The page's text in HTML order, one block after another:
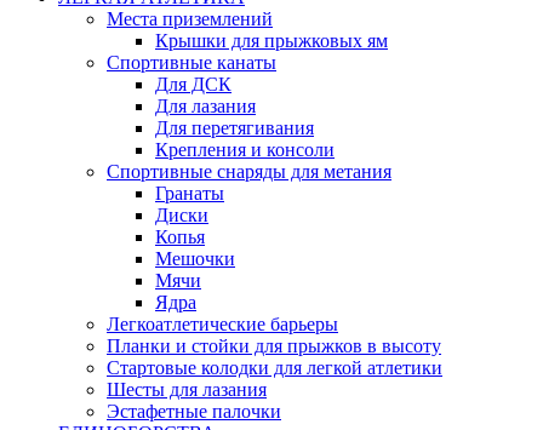
Места приземлений
Крышки для прыжковых ям
Спортивные канаты
Для ДСК
Для лазания
Для перетягивания
Крепления и консоли
Спортивные снаряды для метания
Гранаты
Диски
Копья
Мешочки
Мячи
Ядра
Легкоатлетические барьеры
Планки и стойки для прыжков в высоту
Стартовые колодки для легкой атлетики
Шесты для лазания
Эстафетные палочки